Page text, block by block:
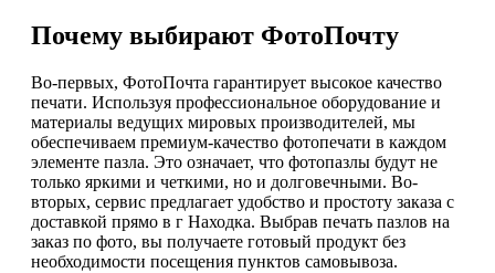
Почему выбирают ФотоПочту
Во-первых, ФотоПочта гарантирует высокое качество
печати. Используя профессиональное оборудование и
материалы ведущих мировых производителей, мы
обеспечиваем премиум-качество фотопечати в каждом
элементе пазла. Это означает, что фотопазлы будут не
только яркими и четкими, но и долговечными. Во-
вторых, сервис предлагает удобство и простоту заказа с
доставкой прямо в г Находка. Выбрав печать пазлов на
заказ по фото, вы получаете готовый продукт без
необходимости посещения пунктов самовывоза.